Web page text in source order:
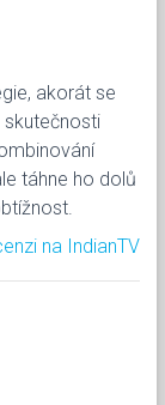
akorát se
skutečnosti
táhne ho dolů
na IndianTV